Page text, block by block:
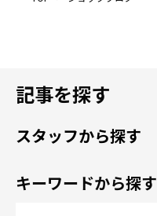
記事を探す
スタッフから探す
キーワードから探す